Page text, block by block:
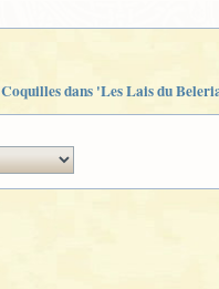
Coquilles dans 'Les Lais du